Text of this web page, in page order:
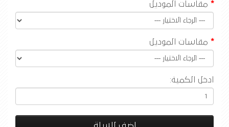
مقاسات الموديل
مقاسات الموديل
ادخل الكمية: